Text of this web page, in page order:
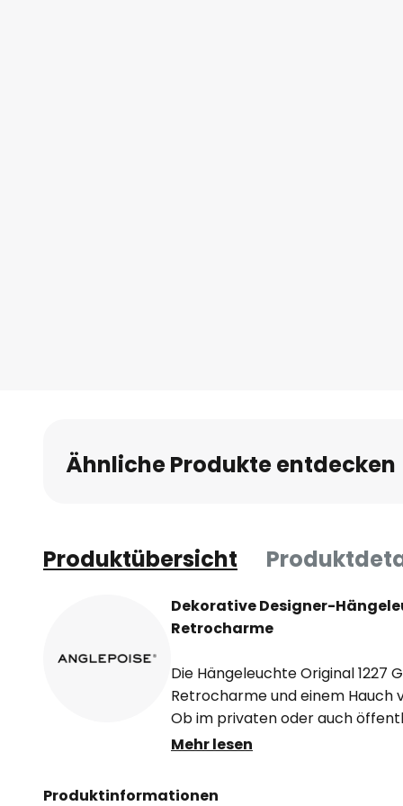
Ähnliche Produkte entdecken
Produktübersicht
Dekorative Designer-
Retrocharme
Die Hängeleuchte Original 1227
Retrocharme und einem Hauch
Ob im privaten oder auch
Hängeleuchte eignet sich zur
einer angesagten Boutique oder
Mehr lesen
Produktinformationen